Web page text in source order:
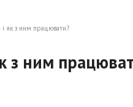
як з ним працювати?
з ним